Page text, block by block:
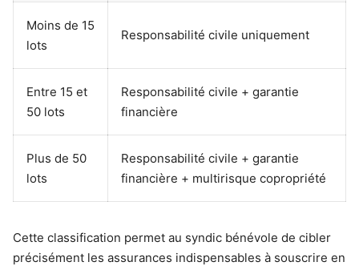
Moins de 15
lots
Responsabilité civile uniquement
Entre 15 et
50 lots
Responsabilité civile + garantie
financière
Plus de 50
lots
Responsabilité civile + garantie
financière + multirisque copropriété
Cette classification permet au syndic bénévole de cibler
précisément les assurances indispensables à souscrire en